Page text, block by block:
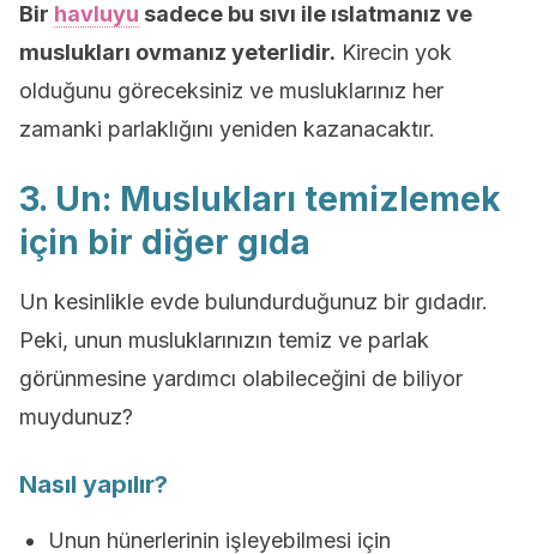
Bir havluyu sadece bu sıvı ile ıslatmanız ve
muslukları ovmanız yeterlidir. Kirecin yok
olduğunu göreceksiniz ve musluklarınız her
zamanki parlaklığını yeniden kazanacaktır.
3. Un: Muslukları temizlemek
için bir diğer gıda
Un kesinlikle evde bulundurduğunuz bir gıdadır.
Peki, unun musluklarınızın temiz ve parlak
görünmesine yardımcı olabileceğini de biliyor
muydunuz?
Nasıl yapılır?
Unun hünerlerinin işleyebilmesi için